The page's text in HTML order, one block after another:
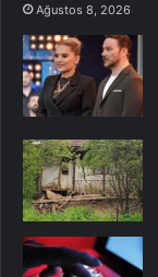
Ağustos 8, 2026